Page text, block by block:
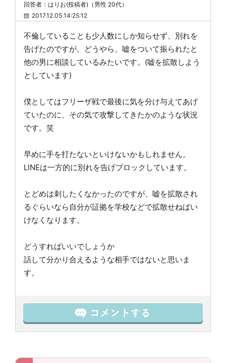
回答者：はりお(投稿者)（男性 20代）
2017.12.05 14:25:12
不倫していることも少人数にしか知らせず、別れを
告げたのですが。どうやら、嘘をついて振られたと
他の男に相談しているみたいです。(嘘を拡散しよう
としています)
僕としてはフリーザ戦で最後に気を分け与えてあげ
ていたのに、その気で攻撃してきたかのような状況
です。笑
早めに手を打たないといけないかもしれません。
LINEは一方的に別れを告げブロックしています。
とどめは刺したくなかったのですが、嘘を拡散され
るぐらいなら自分が証拠を学校などで拡散せねばい
けなくなります。
どうすればいいでしょうか
話して分かり合えるような相手ではないと思いま
す。